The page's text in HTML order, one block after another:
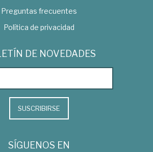
Preguntas frecuentes
Política de privacidad
DE NOVEDADES
SUSCRIBIRSE
SÍGUENOS EN